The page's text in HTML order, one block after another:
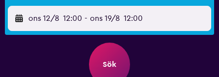
ons 12/8 12:00 - ons 19/8 12:00
Sök